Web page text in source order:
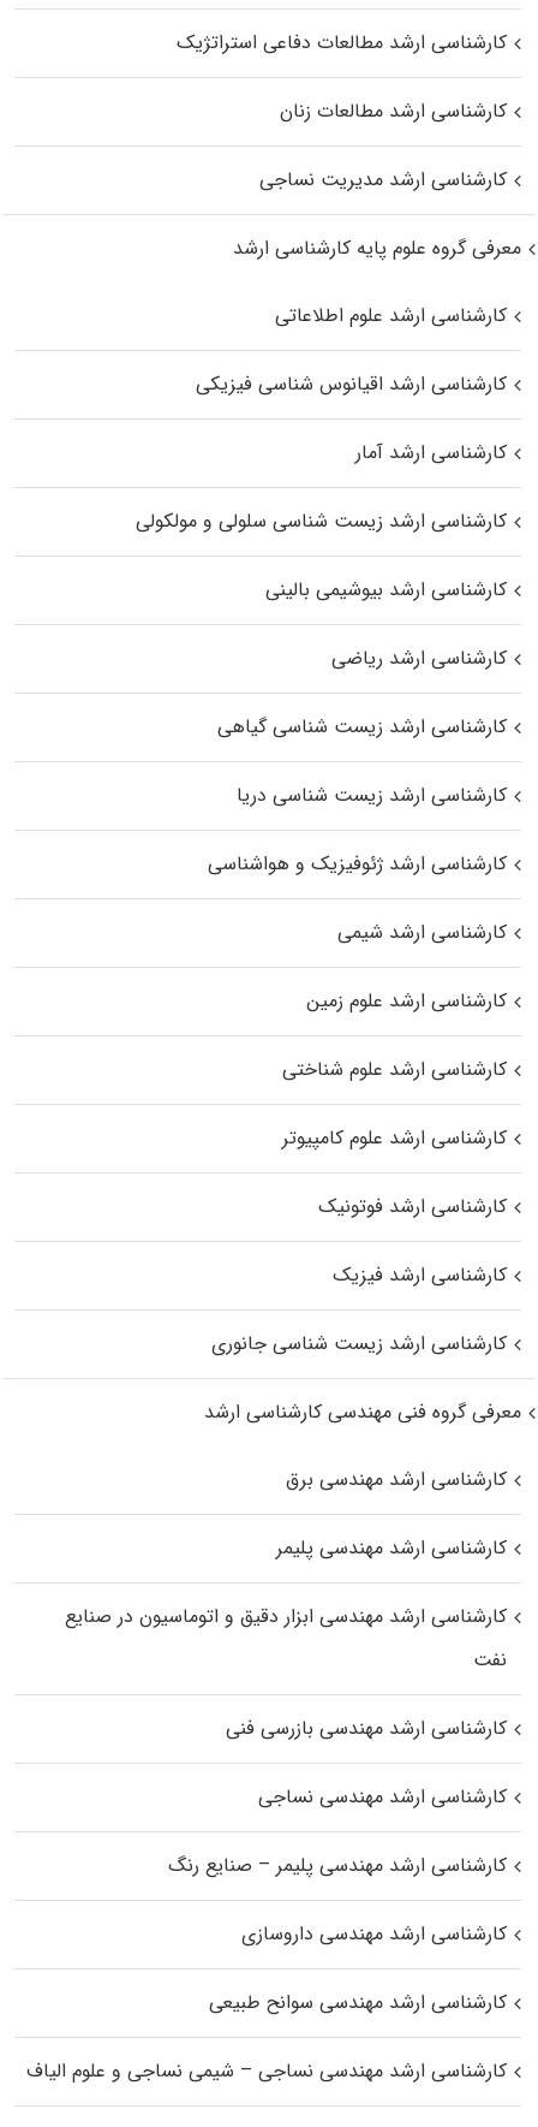
کارشناسی ارشد مطالعات دفاعی استراتژیک
کارشناسی ارشد مطالعات زنان
کارشناسی ارشد مدیریت نساجی
معرفی گروه علوم پایه کارشناسی ارشد
کارشناسی ارشد علوم اطلاعاتی
کارشناسی ارشد اقیانوس‌ شناسی فیزیکی
کارشناسی ارشد آمار
کارشناسی ارشد زیست شناسی سلولی و مولکولی
کارشناسی ارشد بیوشیمی بالینی
کارشناسی ارشد ریاضی
کارشناسی ارشد زیست‌ شناسی گیاهی
کارشناسی ارشد زیست‌ شناسی دریا
کارشناسی ارشد ژئوفیزیک و هواشناسی
کارشناسی ارشد شیمی
کارشناسی ارشد علوم زمین
کارشناسی ارشد علوم شناختی
کارشناسی ارشد علوم کامپیوتر
کارشناسی ارشد فوتونیک
کارشناسی ارشد فیزیک
کارشناسی ارشد زیست‌ شناسی جانوری
معرفی گروه فنی مهندسی کارشناسی ارشد
کارشناسی ارشد مهندسی برق
کارشناسی ارشد مهندسی پلیمر
کارشناسی ارشد مهندسی ابزار دقیق و اتوماسیون در صنایع
نفت
کارشناسی ارشد مهندسی بازرسی فنی
کارشناسی ارشد مهندسی نساجی
کارشناسی ارشد مهندسی پلیمر – صنایع رنگ
کارشناسی ارشد مهندسی داروسازی
کارشناسی ارشد مهندسی سوانح طبیعی
کارشناسی ارشد مهندسی نساجی – شیمی نساجی و علوم الیاف